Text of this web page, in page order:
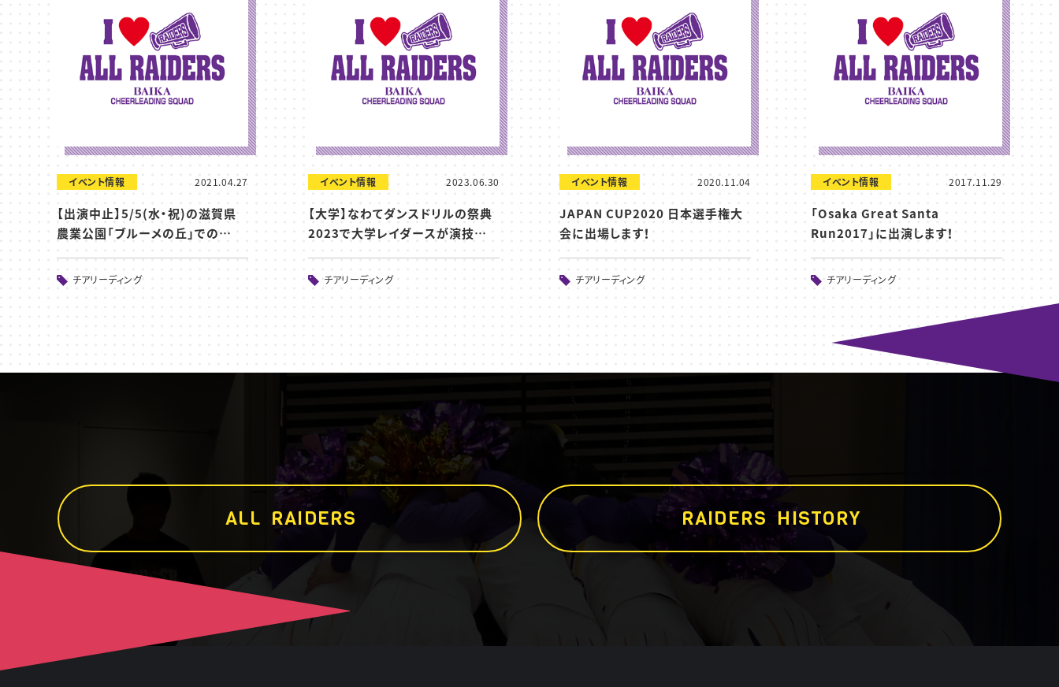
イベント情報 2021.04.27
【出演中止】5/5(水・祝)の滋賀県
農業公園「ブルーメの丘」での…
チアリーディング
イベント情報 2023.06.30
【大学】なわてダンスドリルの祭典
2023で大学レイダースが演技…
チアリーディング
イベント情報 2020.11.04
JAPAN CUP2020 日本選手権大
会に出場します！
チアリーディング
イベント情報 2017.11.29
「Osaka Great Santa
Run2017」に出演します！
チアリーディング
ALL RAIDERS RAIDERS HISTORY